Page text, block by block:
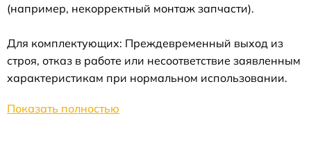
(например, некорректный монтаж запчасти).
Для комплектующих: Преждевременный выход из
строя, отказ в работе или несоответствие заявленным
характеристикам при нормальном использовании.
Показать полностью